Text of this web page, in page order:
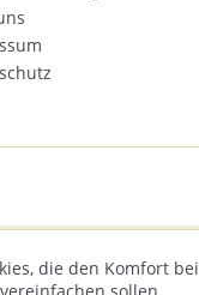
die den Komfort bei